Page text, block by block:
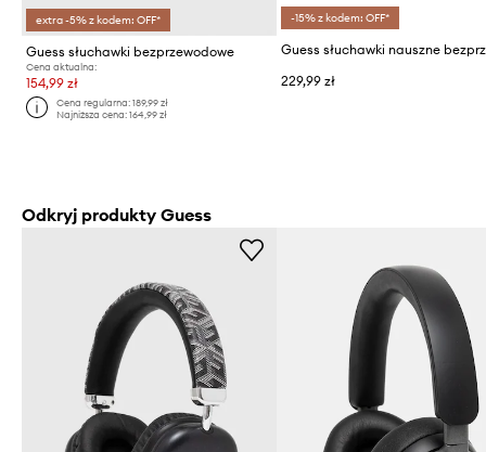
extra -5% z kodem: OFF*
Guess słuchawki bezprzewodowe
Cena aktualna:
154,99 zł
Cena regularna:189,99 zł
Najniższa cena:164,99 zł
-15% z kodem: OFF*
229,99 zł
Odkryj produkty Guess